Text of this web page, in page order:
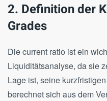
2. Definition der
Grades
Die current ratio ist ein
Liquiditätsanalyse, da sie
Lage ist, seine
berechnet sich aus dem